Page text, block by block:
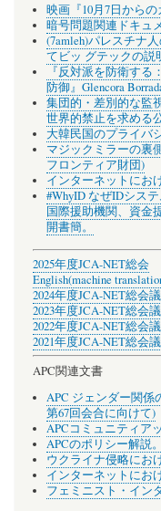
映画『10月7日から
暗号問題関連ドキュ
(7amleh)パレスチナ
てビッ グテックの説
『反対派を防衛す
防御』Glencora
集団的・差別的な監
世界的禁止を求める
大韓民国のプライバ
マジックミラーの裏
フロンティア財団)
インターネットにお
#WhyID なぜIDシス
国際援助機関、資金
開書簡。
2025年度JCA-NET総会
English(machine
2024年度JCA-NET総会
2023年度JCA-NET総会
2022年度JCA-NET総会
2021年度JCA-NET総会
APC関連文書
APC ジェンダー関係
第67回会合に向けて)
APCコミュニティア
APCのポリシー解説
ウクライナ侵略にお
インターネットにお
フェミニスト・イン